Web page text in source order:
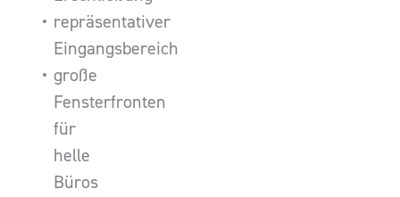
repräsentativer
Eingangsbereich
große
Fensterfronten
für
helle
Büros